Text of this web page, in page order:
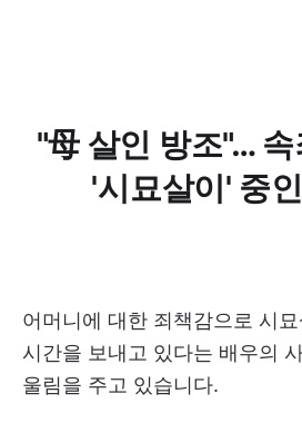
"母 살인 방조"…
'시묘살이' 중
어머니에 대한 죄책감으로 시
시간을 보내고 있다는 배우의
울림을 주고 있습니다.